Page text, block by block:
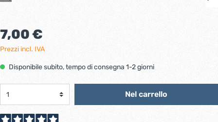
7,00 €
Prezzi incl. IVA
Disponibile subito, tempo di consegna 1-2 giorni
Nel carrello